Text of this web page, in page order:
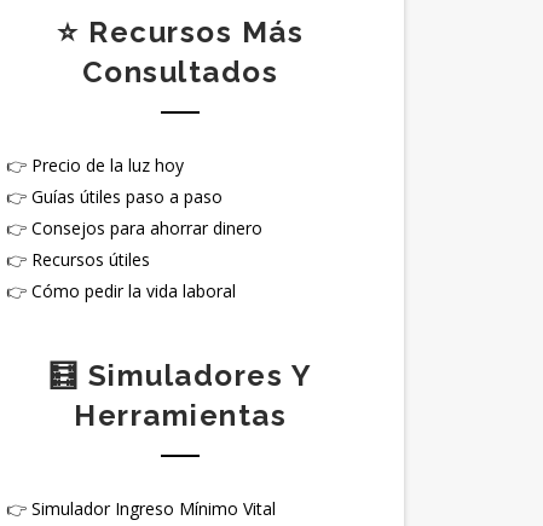
⭐ Recursos Más
Consultados
👉 Precio de la luz hoy
👉 Guías útiles paso a paso
👉 Consejos para ahorrar dinero
👉 Recursos útiles
👉 Cómo pedir la vida laboral
🧮 Simuladores Y
Herramientas
👉 Simulador Ingreso Mínimo Vital